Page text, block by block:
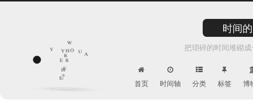
时间
把琐碎的时间堆砌成
首页 时间轴 分类 标签 博
h
y
y
o
u
r
e
h
e